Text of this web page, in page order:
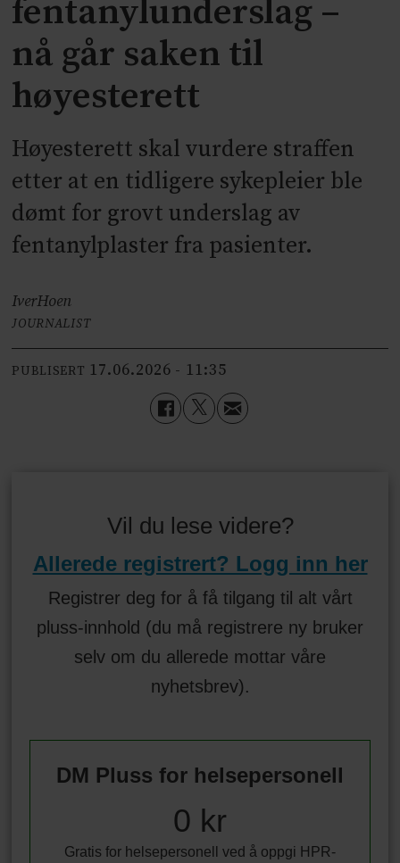
fentanylunderslag –
nå går saken til
høyesterett
Høyesterett skal vurdere straffen
etter at en tidligere sykepleier ble
dømt for grovt underslag av
fentanylplaster fra pasienter.
IverHoen
JOURNALIST
PUBLISERT 17.06.2026 - 11:35
Vil du lese videre?
Allerede registrert? Logg inn her
Registrer deg for å få tilgang til alt vårt
pluss-innhold (du må registrere ny bruker
selv om du allerede mottar våre
nyhetsbrev).
DM Pluss for helsepersonell
0 kr
Gratis for helsepersonell ved å oppgi HPR-